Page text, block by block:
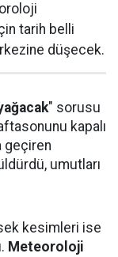
tarih belli
düşecek.
" sorusu
kapalı
geçiren
umutları
kesimleri ise
Meteoroloji